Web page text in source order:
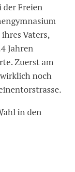
der Freien
Vaters,
Jahren
Zuerst am
noch
in den